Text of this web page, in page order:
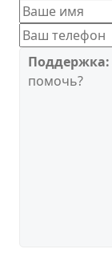
Поддержка:
помочь?